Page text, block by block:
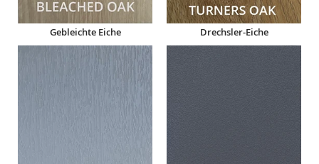
Gebleichte Eiche Drechsler-Eiche